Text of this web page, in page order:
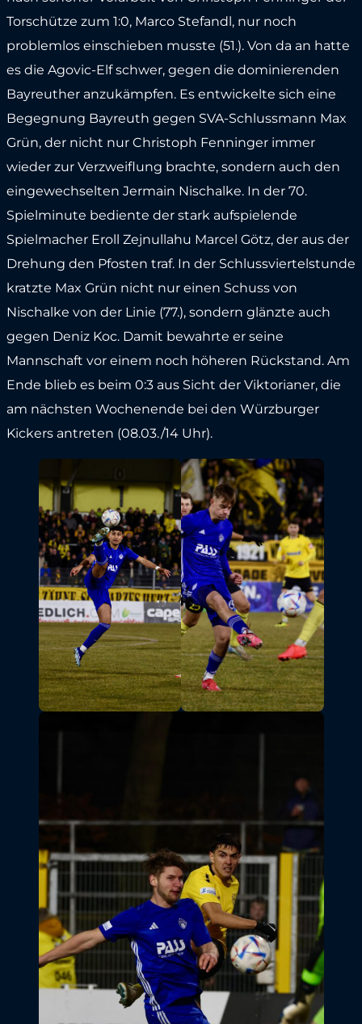
Torschütze zum 1:0, Marco Stefandl, nur noch
problemlos einschieben musste (51.). Von da an hatte
es die Agovic-Elf schwer, gegen die dominierenden
Bayreuther anzukämpfen. Es entwickelte sich eine
Begegnung Bayreuth gegen SVA-Schlussmann Max
Grün, der nicht nur Christoph Fenninger immer
wieder zur Verzweiflung brachte, sondern auch den
eingewechselten Jermain Nischalke. In der 70.
Spielminute bediente der stark aufspielende
Spielmacher Eroll Zejnullahu Marcel Götz, der aus der
Drehung den Pfosten traf. In der Schlussviertelstunde
kratzte Max Grün nicht nur einen Schuss von
Nischalke von der Linie (77.), sondern glänzte auch
gegen Deniz Koc. Damit bewahrte er seine
Mannschaft vor einem noch höheren Rückstand. Am
Ende blieb es beim 0:3 aus Sicht der Viktorianer, die
am nächsten Wochenende bei den Würzburger
Kickers antreten (08.03./14 Uhr).